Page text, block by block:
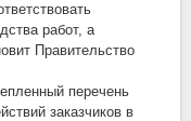
работ, а
Правительство
перечень
заказчиков в